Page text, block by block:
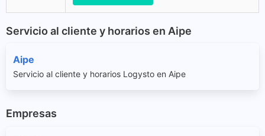
Servicio al cliente y horarios en Aipe
Aipe
Servicio al cliente y horarios Logysto en Aipe
Empresas